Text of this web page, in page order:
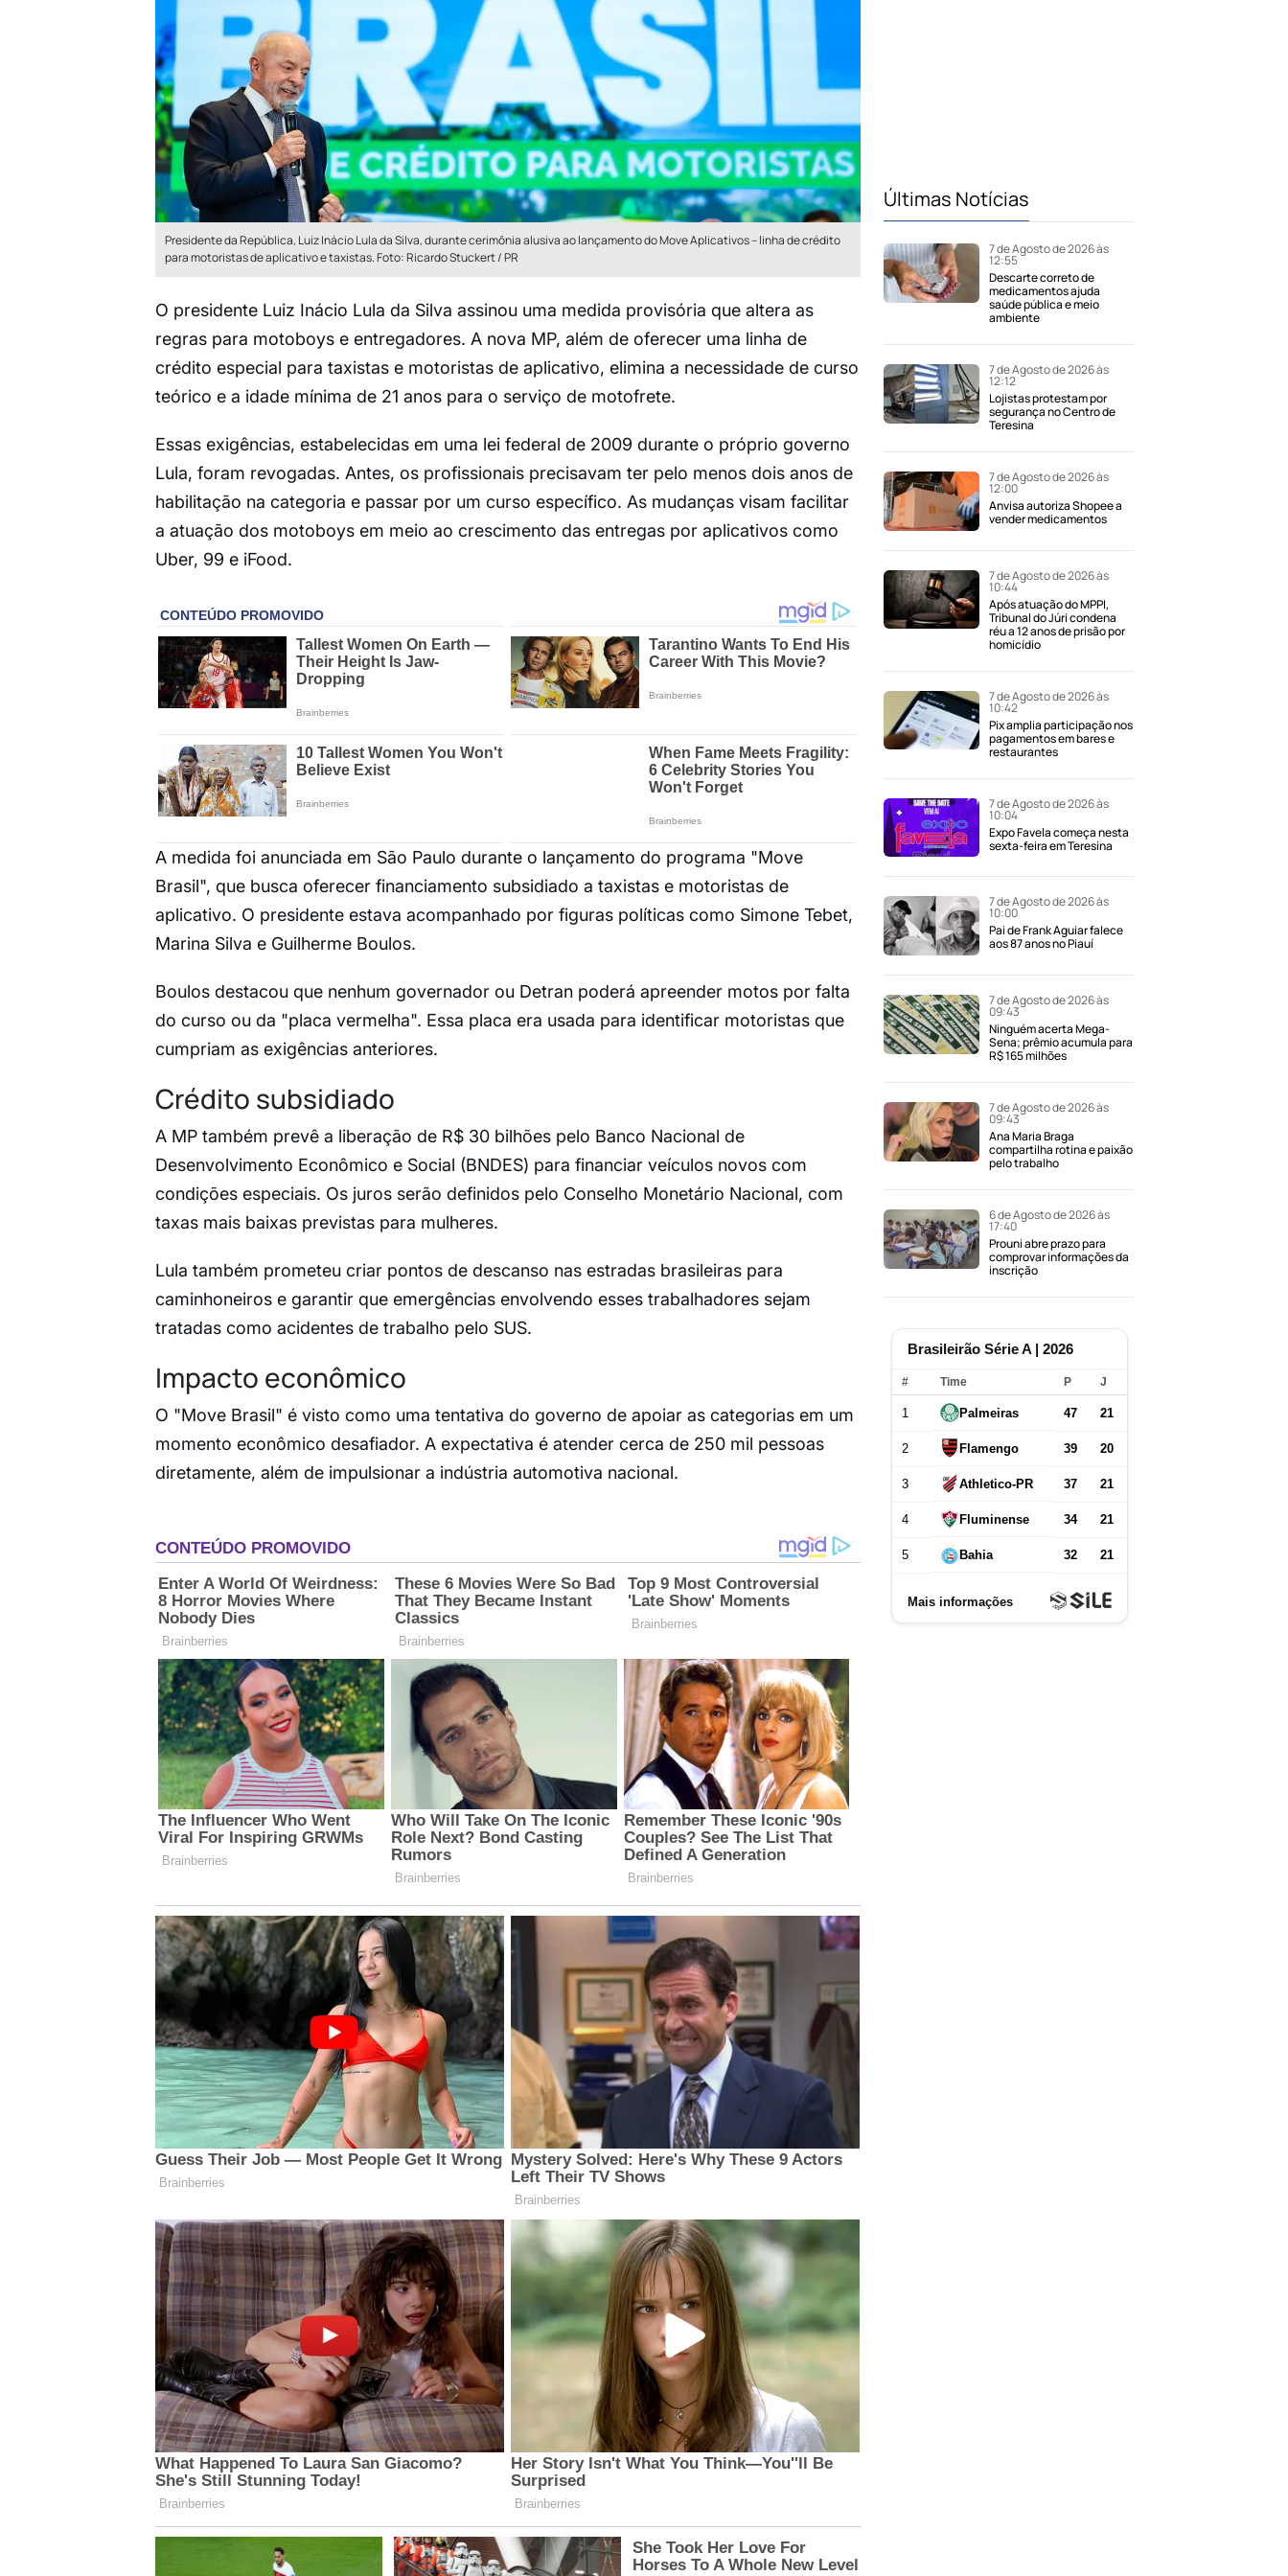
Presidente da República, Luiz Inácio Lula da Silva, durante cerimônia alusiva ao lançamento do Move Aplicativos – linha de crédito
para motoristas de aplicativo e taxistas. Foto: Ricardo Stuckert / PR
O presidente Luiz Inácio Lula da Silva assinou uma medida provisória que altera as
regras para motoboys e entregadores. A nova MP, além de oferecer uma linha de
crédito especial para taxistas e motoristas de aplicativo, elimina a necessidade de curso
teórico e a idade mínima de 21 anos para o serviço de motofrete.
Essas exigências, estabelecidas em uma lei federal de 2009 durante o próprio governo
Lula, foram revogadas. Antes, os profissionais precisavam ter pelo menos dois anos de
habilitação na categoria e passar por um curso específico. As mudanças visam facilitar
a atuação dos motoboys em meio ao crescimento das entregas por aplicativos como
Uber, 99 e iFood.
A medida foi anunciada em São Paulo durante o lançamento do programa "Move
Brasil", que busca oferecer financiamento subsidiado a taxistas e motoristas de
aplicativo. O presidente estava acompanhado por figuras políticas como Simone Tebet,
Marina Silva e Guilherme Boulos.
Boulos destacou que nenhum governador ou Detran poderá apreender motos por falta
do curso ou da "placa vermelha". Essa placa era usada para identificar motoristas que
cumpriam as exigências anteriores.
Crédito subsidiado
A MP também prevê a liberação de R$ 30 bilhões pelo Banco Nacional de
Desenvolvimento Econômico e Social (BNDES) para financiar veículos novos com
condições especiais. Os juros serão definidos pelo Conselho Monetário Nacional, com
taxas mais baixas previstas para mulheres.
Lula também prometeu criar pontos de descanso nas estradas brasileiras para
caminhoneiros e garantir que emergências envolvendo esses trabalhadores sejam
tratadas como acidentes de trabalho pelo SUS.
Impacto econômico
O "Move Brasil" é visto como uma tentativa do governo de apoiar as categorias em um
momento econômico desafiador. A expectativa é atender cerca de 250 mil pessoas
diretamente, além de impulsionar a indústria automotiva nacional.
Últimas Notícias
7 de Agosto de 2026 às
12:55
Descarte correto de
medicamentos ajuda
saúde pública e meio
ambiente
7 de Agosto de 2026 às
12:12
Lojistas protestam por
segurança no Centro de
Teresina
7 de Agosto de 2026 às
12:00
Anvisa autoriza Shopee a
vender medicamentos
7 de Agosto de 2026 às
10:44
Após atuação do MPPI,
Tribunal do Júri condena
réu a 12 anos de prisão por
homicídio
7 de Agosto de 2026 às
10:42
Pix amplia participação nos
pagamentos em bares e
restaurantes
7 de Agosto de 2026 às
10:04
Expo Favela começa nesta
sexta-feira em Teresina
7 de Agosto de 2026 às
10:00
Pai de Frank Aguiar falece
aos 87 anos no Piauí
7 de Agosto de 2026 às
09:43
Ninguém acerta Mega-
Sena; prêmio acumula para
R$ 165 milhões
7 de Agosto de 2026 às
09:43
Ana Maria Braga
compartilha rotina e paixão
pelo trabalho
6 de Agosto de 2026 às
17:40
Prouni abre prazo para
comprovar informações da
inscrição